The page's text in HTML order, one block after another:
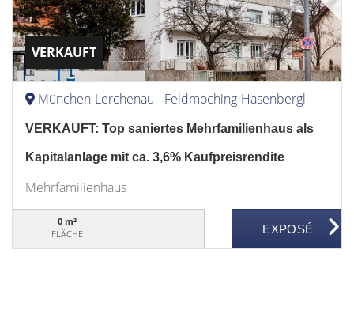
VERKAUFT
München-Lerchenau - Feldmoching-Hasenbergl
VERKAUFT: Top saniertes Mehrfamilienhaus als
Kapitalanlage mit ca. 3,6% Kaufpreisrendite
Mehrfamilienhaus
0 m²
FLÄCHE